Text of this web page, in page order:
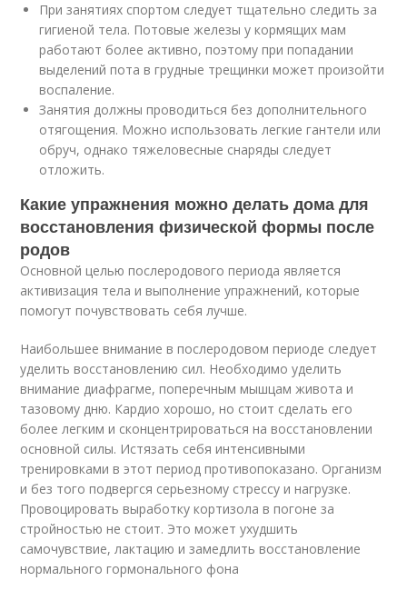
При занятиях спортом следует тщательно следить за
гигиеной тела. Потовые железы у кормящих мам
работают более активно, поэтому при попадании
выделений пота в грудные трещинки может произойти
воспаление.
Занятия должны проводиться без дополнительного
отягощения. Можно использовать легкие гантели или
обруч, однако тяжеловесные снаряды следует
отложить.
Какие упражнения можно делать дома для
восстановления физической формы после
родов
Основной целью послеродового периода является
активизация тела и выполнение упражнений, которые
помогут почувствовать себя лучше.
Наибольшее внимание в послеродовом периоде следует
уделить восстановлению сил. Необходимо уделить
внимание диафрагме, поперечным мышцам живота и
тазовому дню. Кардио хорошо, но стоит сделать его
более легким и сконцентрироваться на восстановлении
основной силы. Истязать себя интенсивными
тренировками в этот период противопоказано. Организм
и без того подвергся серьезному стрессу и нагрузке.
Провоцировать выработку кортизола в погоне за
стройностью не стоит. Это может ухудшить
самочувствие, лактацию и замедлить восстановление
нормального гормонального фона